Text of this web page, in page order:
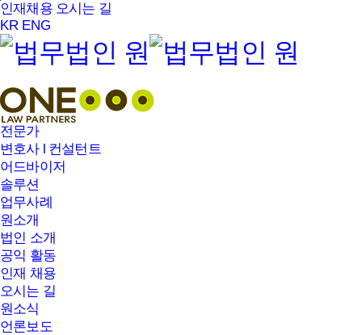
본문바로가기
인재채용 오시는 길
KR ENG
전문가
변호사 l 컨설턴트
어드바이저
솔루션
업무사례
원소개
법인 소개
공익 활동
인재 채용
오시는 길
원소식
언론보도